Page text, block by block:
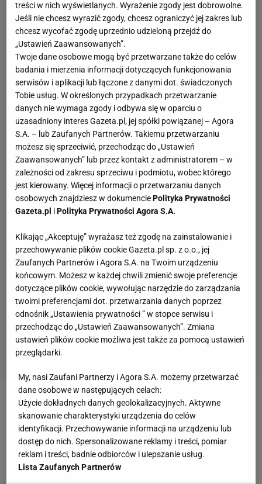
Zobacz wideoNa tym polega fenomen Lecha
Poznań w Europie. "A w ekstraklasie bryndza"
Transmisja konkursu w Lillehammer przerwana
przez reklamę. "Naprawdę?"
treści w nich wyświetlanych. Wyrażenie zgody jest dobrowolne.
Jeśli nie chcesz wyrazić zgody, chcesz ograniczyć jej zakres lub
chcesz wycofać zgodę uprzednio udzieloną przejdź do
„Ustawień Zaawansowanych”.
Twoje dane osobowe mogą być przetwarzane także do celów
badania i mierzenia informacji dotyczących funkcjonowania
serwisów i aplikacji lub łączone z danymi dot. świadczonych
Tobie usług. W określonych przypadkach przetwarzanie
danych nie wymaga zgody i odbywa się w oparciu o
uzasadniony interes Gazeta.pl, jej spółki powiązanej – Agora
S.A. – lub Zaufanych Partnerów. Takiemu przetwarzaniu
możesz się sprzeciwić, przechodząc do „Ustawień
Zaawansowanych” lub przez kontakt z administratorem – w
zależności od zakresu sprzeciwu i podmiotu, wobec którego
jest kierowany. Więcej informacji o przetwarzaniu danych
osobowych znajdziesz w dokumenciePolityka Prywatności
Gazeta.pl iPolityka Prywatności Agora S.A.
Klikając „Akceptuję” wyrażasz też zgodę na zainstalowanie i
przechowywanie plików cookie Gazeta.pl sp. z o.o., jej
Zaufanych Partnerów i Agora S.A. na Twoim urządzeniu
końcowym. Możesz w każdej chwili zmienić swoje preferencje
dotyczące plików cookie, wywołując narzędzie do zarządzania
twoimi preferencjami dot. przetwarzania danych poprzez
odnośnik „Ustawienia prywatności ” w stopce serwisu i
przechodząc do „Ustawień Zaawansowanych”. Zmiana
ustawień plików cookie możliwa jest także za pomocą ustawień
przeglądarki.
My, nasi Zaufani Partnerzy i Agora S.A. możemy przetwarzać
dane osobowe w następujących celach:
Użycie dokładnych danych geolokalizacyjnych. Aktywne
skanowanie charakterystyki urządzenia do celów
identyfikacji. Przechowywanie informacji na urządzeniu lub
dostęp do nich. Spersonalizowane reklamy i treści, pomiar
reklam i treści, badnie odbiorców i ulepszanie usług.
Lista Zaufanych Partnerów